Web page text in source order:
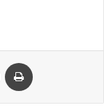
Compartilhar via e-mail